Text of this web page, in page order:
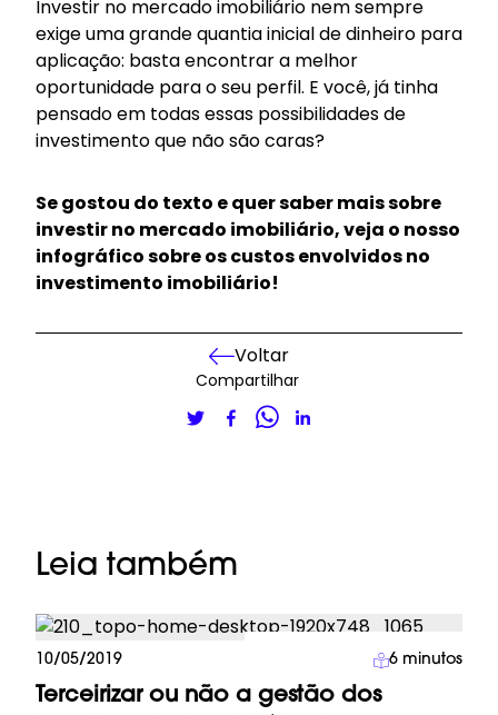
Investir no mercado imobiliário nem sempre
exige uma grande quantia inicial de dinheiro para
aplicação: basta encontrar a melhor
oportunidade para o seu perfil. E você, já tinha
pensado em todas essas possibilidades de
investimento que não são caras?
Se gostou do texto e quer saber mais sobre
investir no mercado imobiliário, veja o nosso
infográfico sobre os custos envolvidos no
investimento imobiliário!
Voltar
Compartilhar
Leia também
Investimento Imobiliário
10/05/2019 6 minutos
Terceirizar ou não a gestão dos